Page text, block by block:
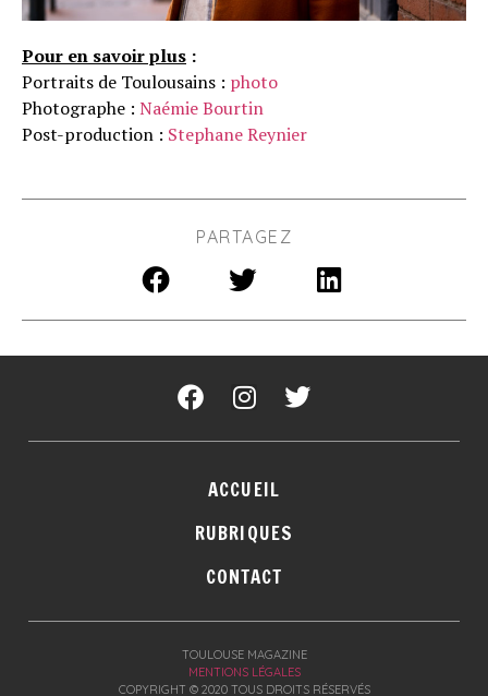
Pour en savoir plus :
Portraits de Toulousains : photo
Photographe : Naémie Bourtin
Post-production : Stephane Reynier
PARTAGEZ
ACCUEIL
RUBRIQUES
CONTACT
TOULOUSE MAGAZINE
MENTIONS LÉGALES
COPYRIGHT © 2020 TOUS DROITS RÉSERVÉS